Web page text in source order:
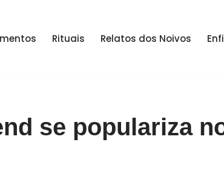
Rituais Relatos dos Noivos
se populariza